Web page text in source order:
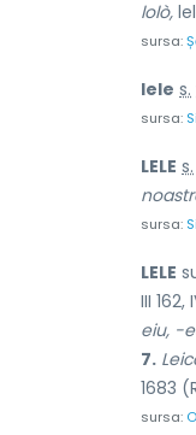
lolò,
sursa:
lele s.
sursa:
LELE s.
sursa:
LELE
III 162,
eiu, -
7.
1683
sursa: